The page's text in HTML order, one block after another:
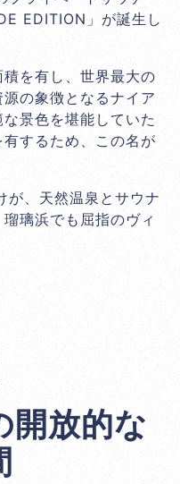
EDITION」が誕生し
を有し、世界最大の
の象徴となるナイア
景色を堪能していた
するため、この名が
が、天然温泉とサウナ
璃浜でも屈指のヴィ
開放的な